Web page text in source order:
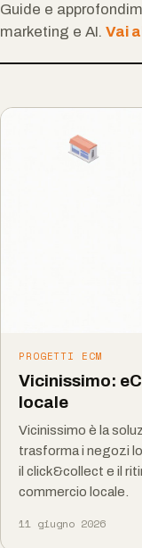
Guide e
marketing e AI. Vai
PROGETTI ECM
Vicinissimo:
locale
Vicinissimo è la
trasforma i negozi
il click&collect e il
commercio locale.
11 giugno 2026